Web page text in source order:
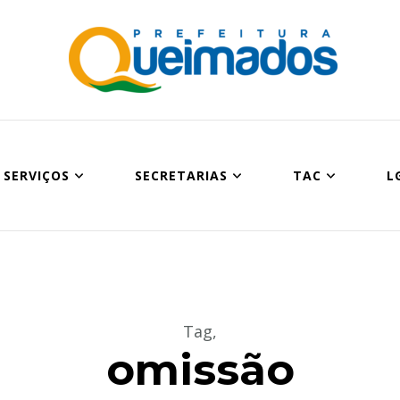
Prefeitura
Site oficial do Município de Queimados
SERVIÇOS SECRETARIAS TAC
Tag,
omissão